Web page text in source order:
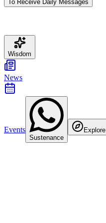
To Receive Daily Messages
Wisdom
News
Events
Sustenance
Explore